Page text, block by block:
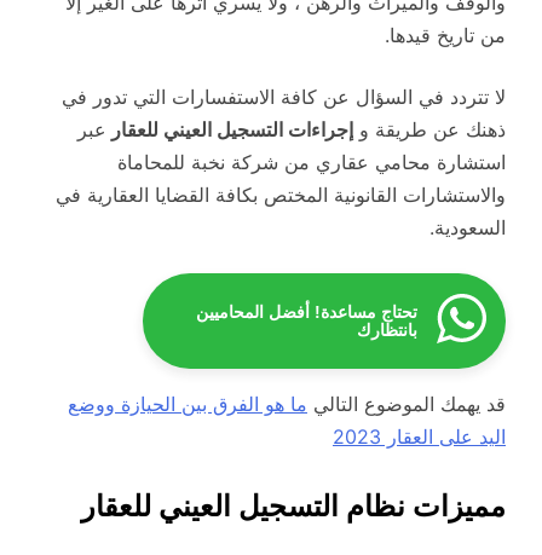
من تاريخ قيدها.
لا تتردد في السؤال عن كافة الاستفسارات التي تدور في
ذهنك عن طريقة و إجراءات التسجيل العيني للعقار عبر
استشارة محامي عقاري من شركة نخبة للمحاماة
والاستشارات القانونية المختص بكافة القضايا العقارية في
السعودية.
تحتاج مساعدة! أفضل المحاميين
بانتظارك
قد يهمك الموضوع التالي ما هو الفرق بين الحيازة ووضع
اليد على العقار 2023
مميزات نظام التسجيل العيني للعقار